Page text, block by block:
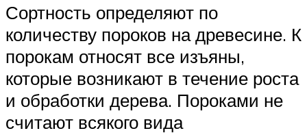
Сортность определяют по
количеству пороков на древесине. К
порокам относят все изъяны,
которые возникают в течение роста
и обработки дерева. Пороками не
считают всякого вида